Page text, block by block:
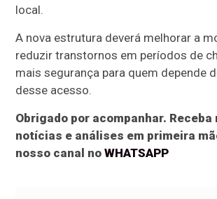
local.
A nova estrutura deverá melhorar a
reduzir transtornos em períodos de
mais segurança para quem depende
desse acesso.
Obrigado por acompanhar. Receba
notícias e análises em primeira
nosso canal noWHATSAPP